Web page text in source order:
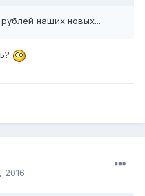
наших новых...
2016